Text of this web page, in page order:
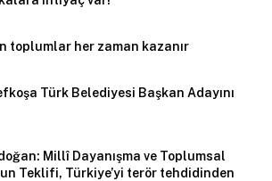
toplumlar her zaman kazanır
Türk Belediyesi Başkan Adayını
Millî Dayanışma ve Toplumsal
Teklifi, Türkiye’yi terör tehdidinden